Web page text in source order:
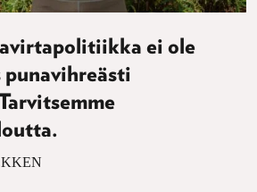
ei ole
punavihreästi